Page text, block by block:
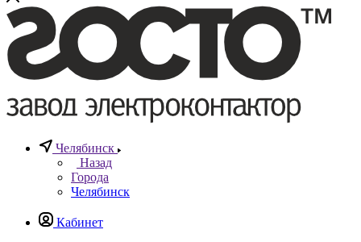
Челябинск
Назад
Города
Челябинск
Кабинет